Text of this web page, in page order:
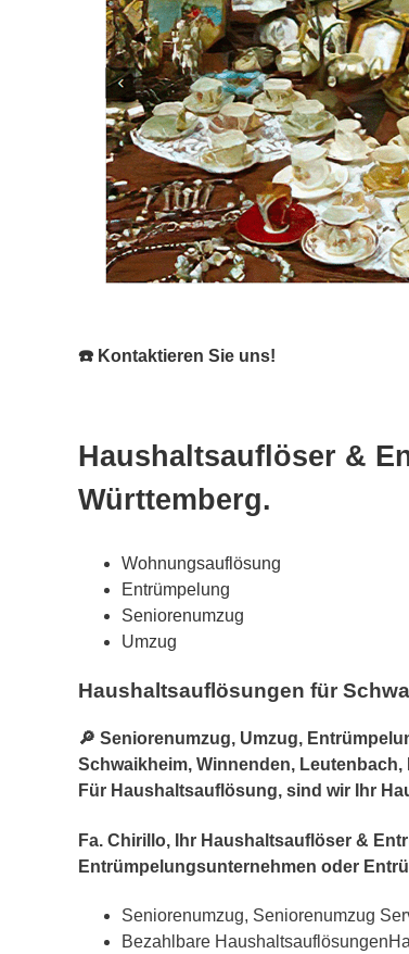
☎️ Kontaktieren Sie uns!
Haushaltsauflöser &
Württemberg.
Wohnungsauflösung
Entrümpelung
Seniorenumzug
Umzug
Haushaltsauflösungen für
🔎 Seniorenumzug, Umzug,
Schwaikheim, Winnenden,
Für Haushaltsauflösung, sind wir Ihr
Fa. Chirillo, Ihr Haushaltsauflöser &
Entrümpelungsunternehmen oder
Seniorenumzug, Seniorenumzug
Bezahlbare